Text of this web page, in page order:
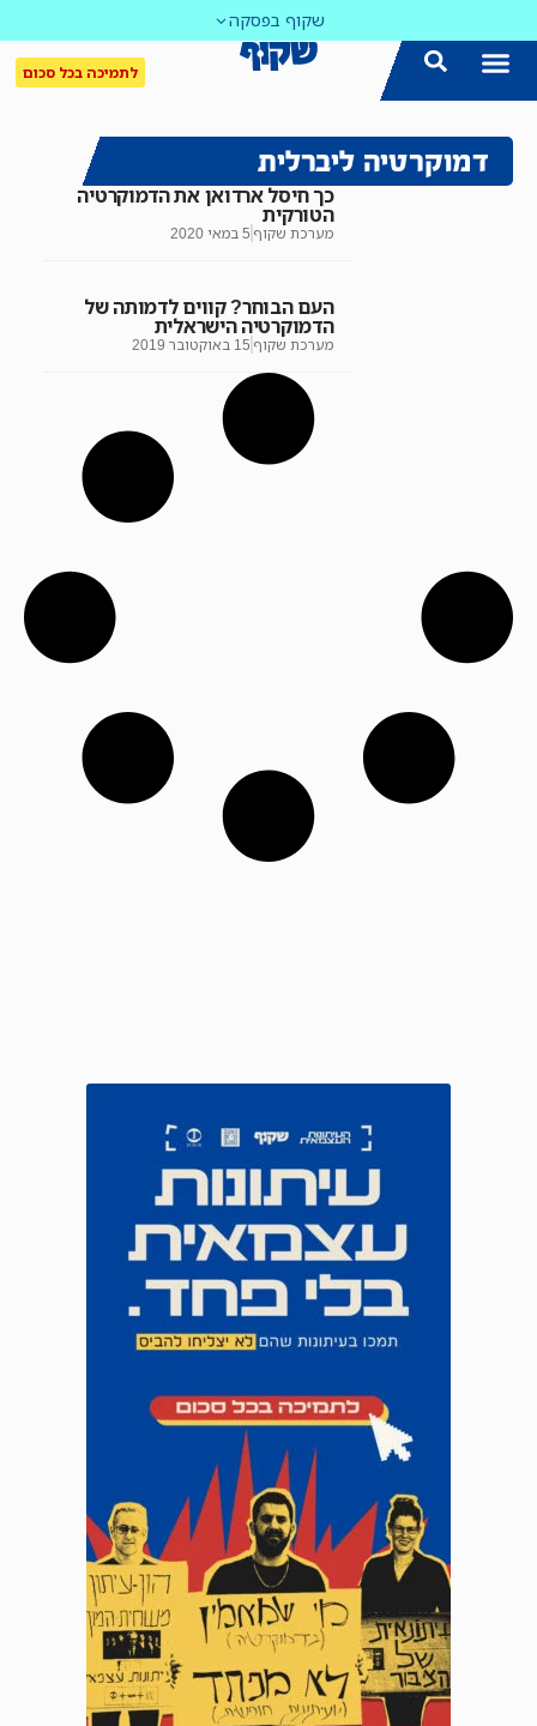
שקוף בפסקה
לתמיכה בכל סכום
דמוקרטיה ליברלית
כך חיסל ארדואן את הדמוקרטיה
הטורקית
מערכת שקוף 5 במאי 2020
העם הבוחר? קווים לדמותה של
הדמוקרטיה הישראלית
מערכת שקוף 15 באוקטובר 2019